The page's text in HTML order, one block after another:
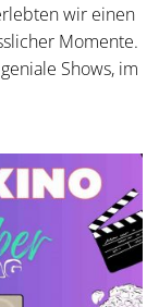
wir einen
Momente.
Shows, im